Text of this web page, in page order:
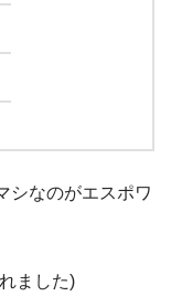
シなのがエスポワ
ました)